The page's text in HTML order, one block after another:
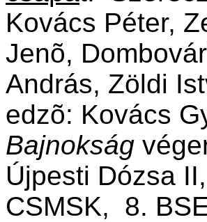
Kovács Péter,
Jenõ,
András, Zöldi
edzõ: Kovács
Bajnokság
Újpesti Dózsa
CSMSK, 8.